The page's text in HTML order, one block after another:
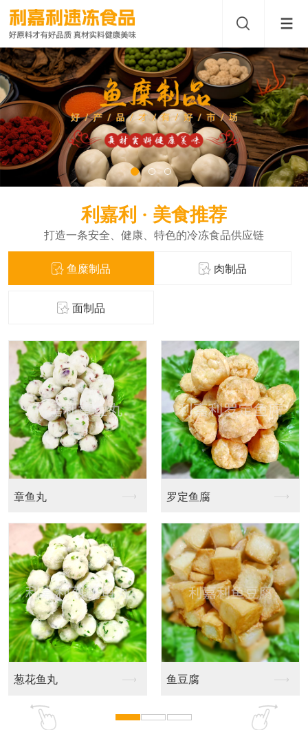
利嘉利 · 美食推荐
打造一条安全、健康、特色的冷冻食品供应链
鱼糜制品 肉制品
面制品
章鱼丸 罗定鱼腐
葱花鱼丸 鱼豆腐